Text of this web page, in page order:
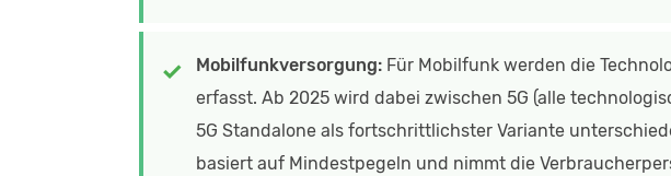
Mobilfunkversorgung: Für Mobilfunk werden die
erfasst. Ab 2025 wird dabei zwischen 5G (alle
5G Standalone als fortschrittlichster Variante
basiert auf Mindestpegeln und nimmt die